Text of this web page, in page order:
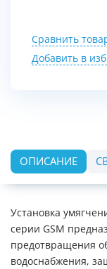
Сравнить
Добавить в
ОПИСАНИЕ
Установка
серии GSM
предотвращения
водоснабжения,